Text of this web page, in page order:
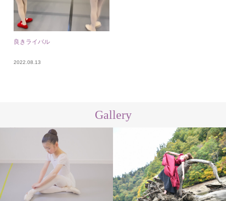
良きライバル
2022.08.13
Gallery
レッスン 講師